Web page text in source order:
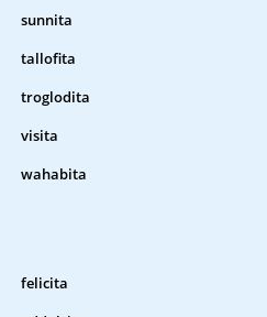
sunnita
tallofita
troglodita
visita
wahabita
felicita